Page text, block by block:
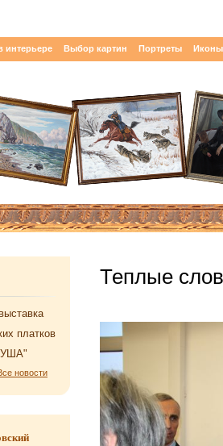
интерьере Выбор картин Портреты Иконы
платков
новости
Теплые